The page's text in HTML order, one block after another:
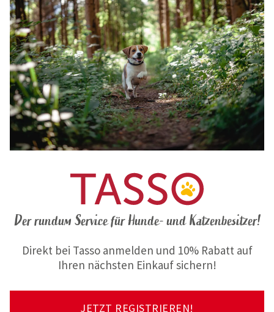
Der rundum Service für Hunde- und Katzenbesitzer!
Direkt bei Tasso anmelden und 10% Rabatt auf
Ihren nächsten Einkauf sichern!
JETZT REGISTRIEREN!